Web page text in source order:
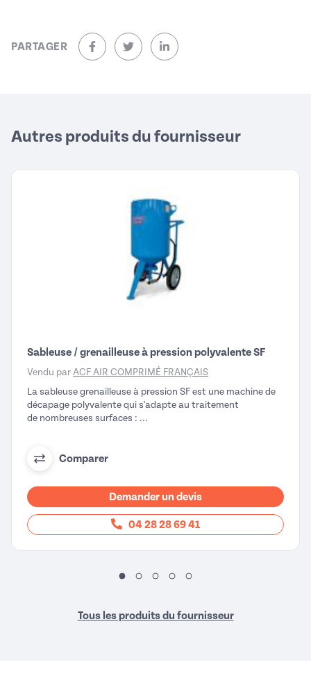
PARTAGER
sur Facebook (nouvelle fenêtre)
sur Twitter (nouvelle fenêtre)
sur Linkedin (nouvelle fenêtre)
Autres produits du fournisseur
Sableuse / grenailleuse à pression polyvalente SF
Vendu par ACF AIR COMPRIMÉ FRANÇAIS
La sableuse grenailleuse à pression SF est une machine de
décapage polyvalente qui s'adapte au traitement
de nombreuses surfaces : ...
Comparer
Demander un devis
04 28 28 69 41
Tous les produits du fournisseur